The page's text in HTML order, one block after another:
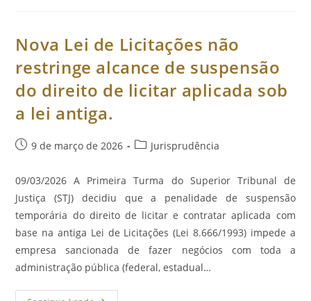
Engenheiro
Que
Cargos
Públicos
Em
Cacaulândia,
E
Ouro
Nova Lei de Licitações não
restringe alcance de suspensão
do direito de licitar aplicada sob
a lei antiga.
Post9 de março de 2026
Categoria
post:
Jurisprudência
09/03/2026 A Primeira Turma do Superior Tribunal de
Justiça (STJ) decidiu que a penalidade de suspensão
temporária do direito de licitar e contratar aplicada com
base na antiga Lei de Licitações (Lei 8.666/1993) impede a
empresa sancionada de fazer negócios com toda a
administração pública (federal, estadual…